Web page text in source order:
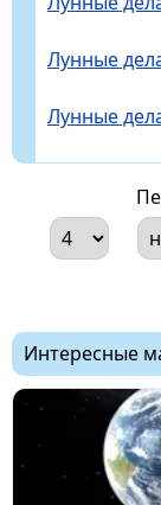
Лунные
Лунные
Интересные